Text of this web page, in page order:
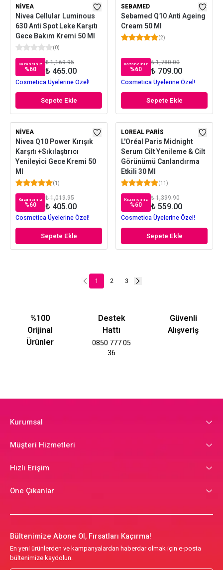
NIVEA
Nivea Cellular Luminous
630 Anti Spot Leke Karşıtı
Gece Bakım Kremi 50 Ml
(0)
Kazancınız
%60
₺ 1,169.95
₺ 465.00
Cosmetica Üyelerine Özel!
Sepete Ekle
SEBAMED
Sebamed Q10 Anti Ageing
Cream 50 Ml
(2)
Kazancınız
%60
₺ 1,780.00
₺ 709.00
Cosmetica Üyelerine Özel!
Sepete Ekle
NIVEA
Nivea Q10 Power Kırışık
Karşıtı +Sıkılaştırıcı
Yenileyici Gece Kremi 50
Ml
(1)
Kazancınız
%60
₺ 1,019.95
₺ 405.00
Cosmetica Üyelerine Özel!
Sepete Ekle
LOREAL PARIS
L'Oréal Paris Midnight
Serum Cilt Yenileme & Cilt
Görünümü Canlandırma
Etkili 30 Ml
(11)
Kazancınız
%60
₺ 1,399.90
₺ 559.00
Cosmetica Üyelerine Özel!
Sepete Ekle
1 2 3
%100
Orijinal
Ürünler
Destek
Hattı
0850 777 05
36
Güvenli
Alışveriş
Kurumsal
Müşteri Hizmetleri
Hızlı Erişim
Öne Çıkanlar
Bültenimize Abone Ol, Fırsatları Kaçırma!
En yeni ürünlerden ve kampanyalardan haberdar olmak için e-posta
bültenimize kaydolun.